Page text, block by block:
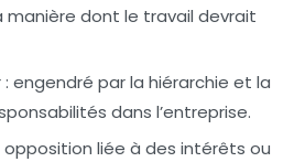
manière dont le travail devrait
: engendré par la hiérarchie et la
dans l’entreprise.
opposition liée à des intérêts ou